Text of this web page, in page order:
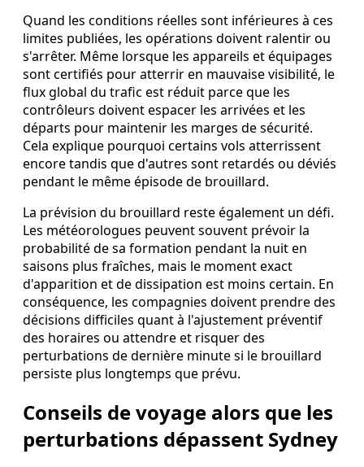
Quand les conditions réelles sont inférieures à ces
limites publiées, les opérations doivent ralentir ou
s'arrêter. Même lorsque les appareils et équipages
sont certifiés pour atterrir en mauvaise visibilité, le
flux global du trafic est réduit parce que les
contrôleurs doivent espacer les arrivées et les
départs pour maintenir les marges de sécurité.
Cela explique pourquoi certains vols atterrissent
encore tandis que d'autres sont retardés ou déviés
pendant le même épisode de brouillard.
La prévision du brouillard reste également un défi.
Les météorologues peuvent souvent prévoir la
probabilité de sa formation pendant la nuit en
saisons plus fraîches, mais le moment exact
d'apparition et de dissipation est moins certain. En
conséquence, les compagnies doivent prendre des
décisions difficiles quant à l'ajustement préventif
des horaires ou attendre et risquer des
perturbations de dernière minute si le brouillard
persiste plus longtemps que prévu.
Conseils de voyage alors que les
perturbations dépassent Sydney